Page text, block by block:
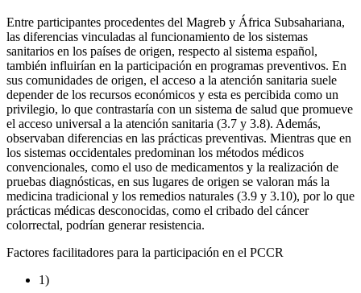
Entre participantes procedentes del Magreb y África Subsahariana,
las diferencias vinculadas al funcionamiento de los sistemas
sanitarios en los países de origen, respecto al sistema español,
también influirían en la participación en programas preventivos. En
sus comunidades de origen, el acceso a la atención sanitaria suele
depender de los recursos económicos y esta es percibida como un
privilegio, lo que contrastaría con un sistema de salud que promueve
el acceso universal a la atención sanitaria (3.7 y 3.8). Además,
observaban diferencias en las prácticas preventivas. Mientras que en
los sistemas occidentales predominan los métodos médicos
convencionales, como el uso de medicamentos y la realización de
pruebas diagnósticas, en sus lugares de origen se valoran más la
medicina tradicional y los remedios naturales (3.9 y 3.10), por lo que
prácticas médicas desconocidas, como el cribado del cáncer
colorrectal, podrían generar resistencia.
Factores facilitadores para la participación en el PCCR
1)